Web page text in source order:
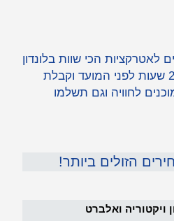
לאטרקציות הכי שוות בלונדון
עם אפשרות ביטול עד 24 שעות לפני המועד וקבלת
לחוויה וגם תשלמו
הזולים ביותר!
ויקטוריה ואלברט